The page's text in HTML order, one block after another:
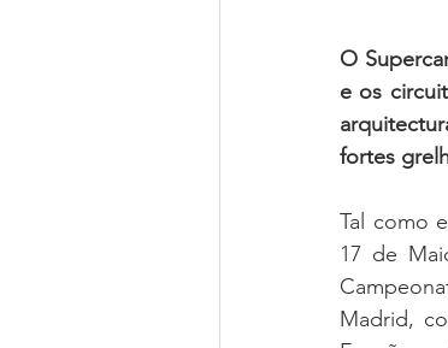
O
e os
fortes
Tal como
17 de
Madrid,